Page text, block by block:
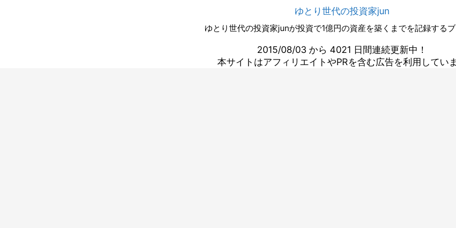
ゆとり世代の投資家jun
ゆとり世代の投資家junが投資で1億円の資産を築くまでを記録するブ
2015/08/03 から 4021 日間連続更新中！
本サイトはアフィリエイトやPRを含む広告を利用してい